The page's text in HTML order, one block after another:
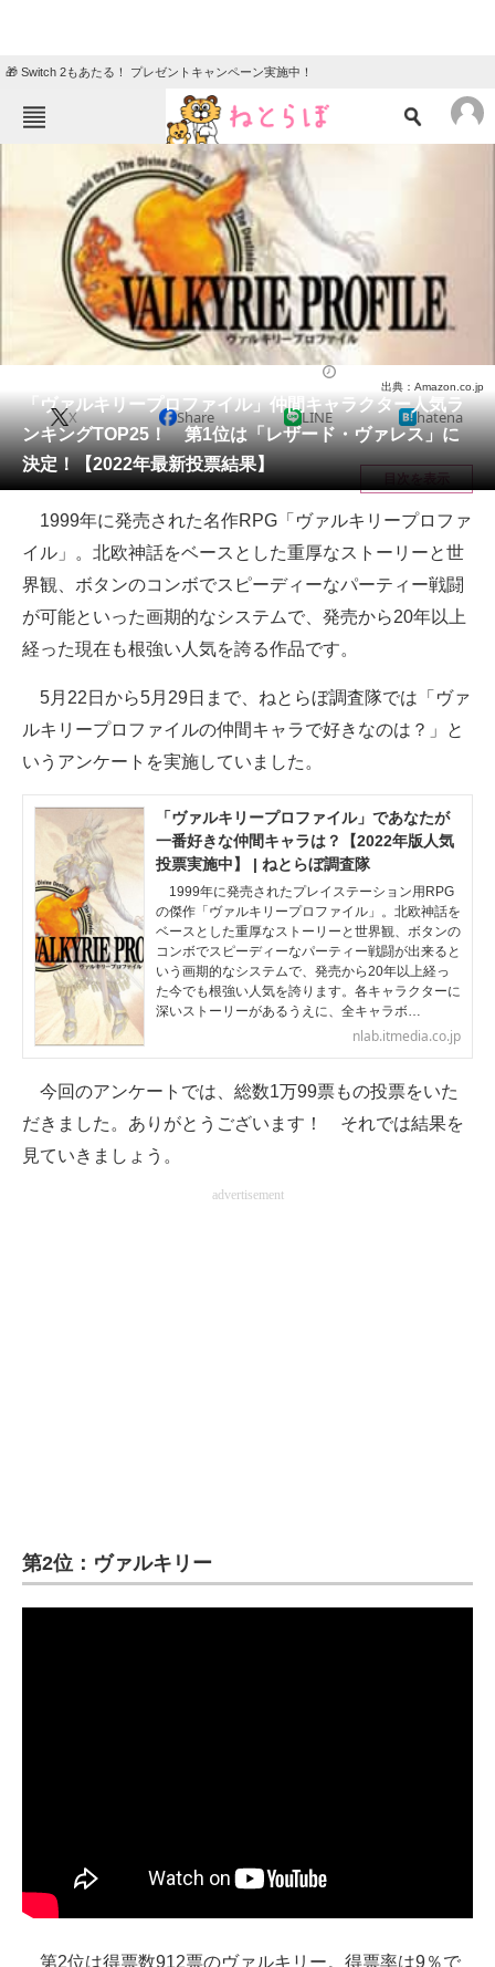
🎁 Switch 2もあたる！ プレゼントキャンペーン実施中！
ニュース
クイズ
地域
教育・育児
リサーチ
会員記事
メディア
注目記事を集めた総合ページ
ITの今と未来を見通す
スマホと通信の最新トレンド
進化するPCとデバイスの未来
ビジネスと働き方のヒント
企業ITのトレンドを詳説
経営リーダーのコミュニティ
マーケ×ITの今がよく分かる
ITエンジニア向け専門サイト
企業向けIT製品の総合サイト
製造業のIT導入・活用を支援
モノづくり技術者専門サイト
「ヴァルキリープロファイル」仲間キャラクター人気ラ
ンキングTOP25！ 第1位は「レザード・ヴァレス」に
決定！【2022年最新投票結果】
出典：Amazon.co.jp
X Share LINE hatena
目次を表示
1999年に発売された名作RPG「ヴァルキリープロファ
イル」。北欧神話をベースとした重厚なストーリーと世
界観、ボタンのコンボでスピーディーなパーティー戦闘
が可能といった画期的なシステムで、発売から20年以上
経った現在も根強い人気を誇る作品です。
5月22日から5月29日まで、ねとらぼ調査隊では「ヴァ
ルキリープロファイルの仲間キャラで好きなのは？」と
いうアンケートを実施していました。
「ヴァルキリープロファイル」であなたが
一番好きな仲間キャラは？【2022年版人気
投票実施中】 | ねとらぼ調査隊
1999年に発売されたプレイステーション用RPG
の傑作「ヴァルキリープロファイル」。北欧神話を
ベースとした重厚なストーリーと世界観、ボタンの
コンボでスピーディーなパーティー戦闘が出来ると
いう画期的なシステムで、発売から20年以上経っ
た今でも根強い人気を誇ります。各キャラクターに
深いストーリーがあるうえに、全キャラボ…
nlab.itmedia.co.jp
今回のアンケートでは、総数1万99票もの投票をいた
だきました。ありがとうございます！ それでは結果を
見ていきましょう。
advertisement
第2位：ヴァルキリー
第2位は得票数912票のヴァルキリー。得票率は9％で